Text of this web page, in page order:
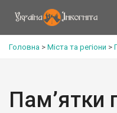
Головна > Міста та регіони >
Пам’ятки